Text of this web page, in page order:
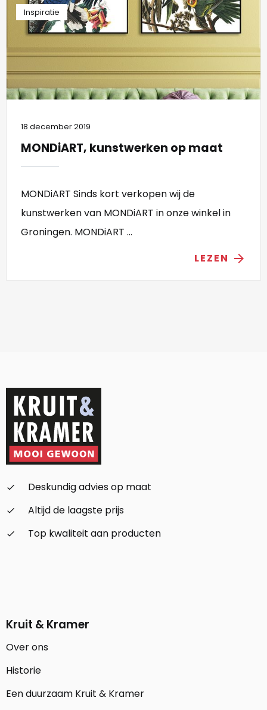
Inspiratie
18 december 2019
MONDiART, kunstwerken op maat
MONDiART Sinds kort verkopen wij de
kunstwerken van MONDiART in onze winkel in
Groningen. MONDiART ...
LEZEN arrow_forward
check_small
Deskundig advies op maat
check_small
Altijd de laagste prijs
check_small
Top kwaliteit aan producten
Kruit & Kramer
Over ons
Historie
Een duurzaam Kruit & Kramer